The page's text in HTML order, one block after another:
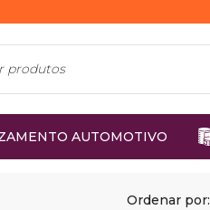
AUTOMOTIVO
Ordenar por: